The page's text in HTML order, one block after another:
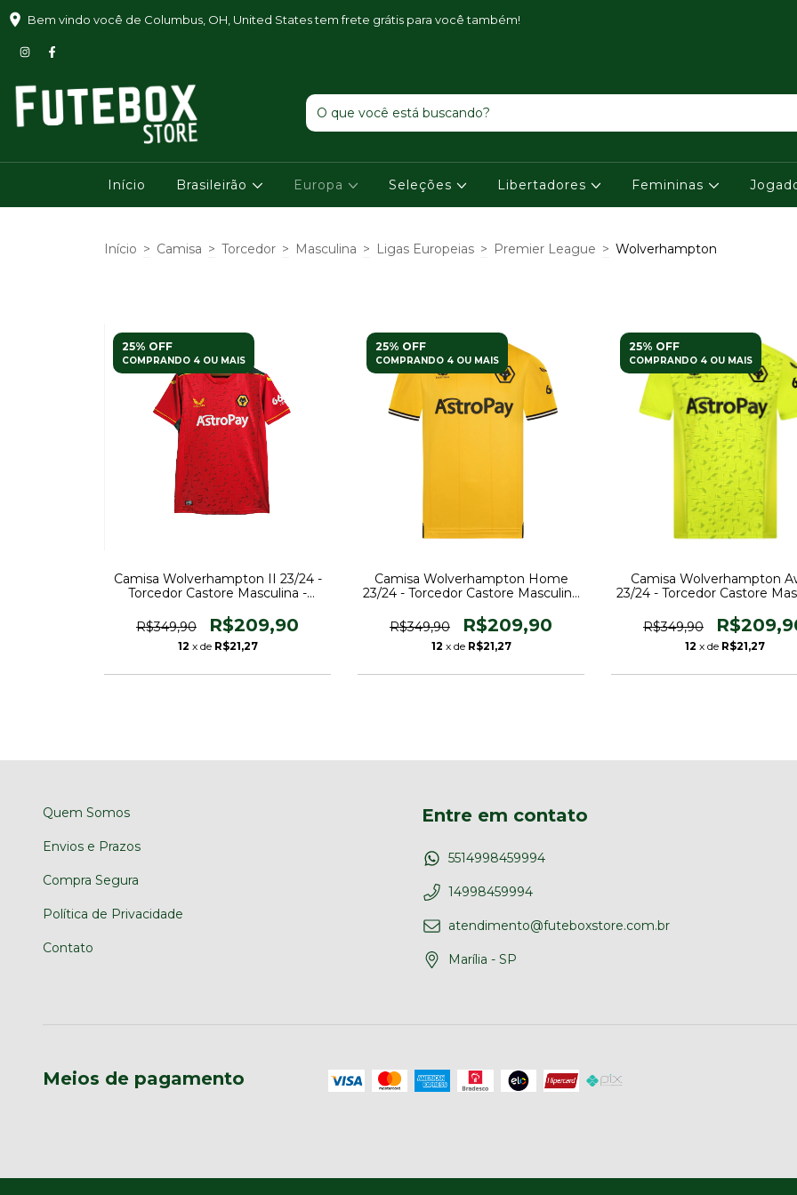
Bem vindo você de Columbus, OH, United States tem frete grátis para você também!
Início Brasileirão Europa Seleções Libertadores Femininas
Início > Camisa > Torcedor > Masculina > Ligas Europeias > Premier League > Wolverhampton
25% OFF
COMPRANDO 4 OU MAIS
Camisa Wolverhampton II 23/24 -
Torcedor Castore Masculina -
amarelo e branco
R$349,90 R$209,90
12 x de R$21,27
25% OFF
COMPRANDO 4 OU MAIS
Camisa Wolverhampton Home
23/24 - Torcedor Castore Masculina
R$349,90
R$209,90
12 x de R$21,27
25% OFF
COMPRANDO 4 OU MAIS
Camisa Wolverhampton
23/24 - Torcedor Castore
R$349,90
12 x de R$21,27
Quem Somos
Envios e Prazos
Compra Segura
Política de Privacidade
Contato
Entre em contato
5514998459994
14998459994
atendimento@futeboxstore.com.br
Marília - SP
Meios de pagamento